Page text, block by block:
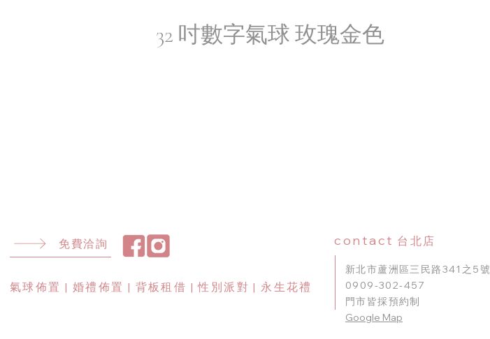
32 吋數字氣球 玫瑰金色
免費洽詢 contact 台北店
​氣球佈置 | 婚禮佈置 | 背板租借 | 性別派對 | 永生花禮
新北市蘆洲區三民路341之5號
0909-302-457
門市皆採預約制
​Google Map